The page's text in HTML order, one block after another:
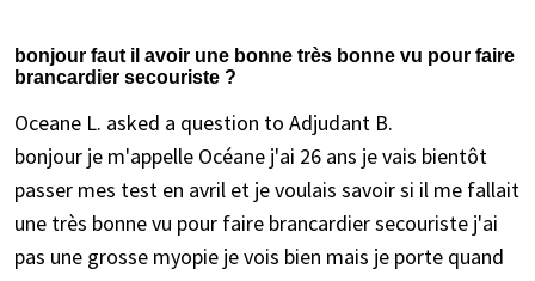
bonjour faut il avoir une bonne très bonne vu pour faire
brancardier secouriste ?
Oceane L. asked a question to Adjudant B.
bonjour je m'appelle Océane j'ai 26 ans je vais bientôt
passer mes test en avril et je voulais savoir si il me fallait
une très bonne vu pour faire brancardier secouriste j'ai
pas une grosse myopie je vois bien mais je porte quand